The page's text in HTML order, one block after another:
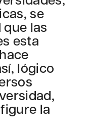
se
las
esta
lógico
la